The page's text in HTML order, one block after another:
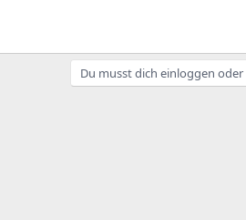
Du musst dich einloggen